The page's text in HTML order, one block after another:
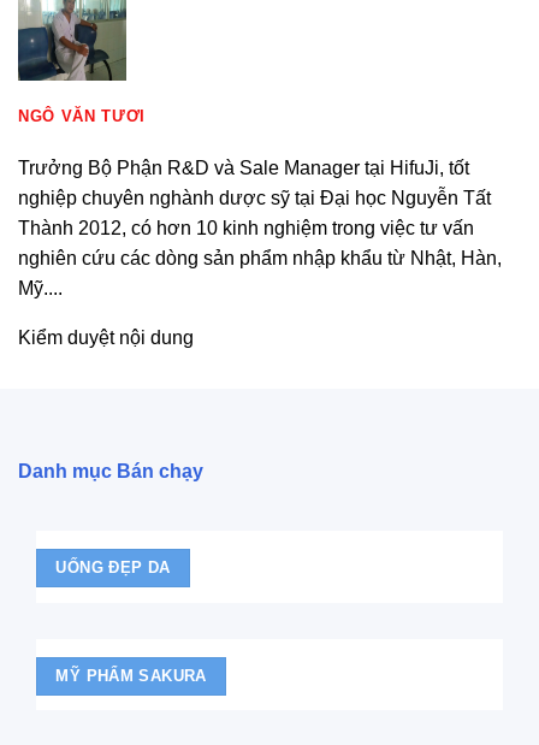
NGÔ VĂN TƯƠI
Trưởng Bộ Phận R&D và Sale Manager tại HifuJi, tốt
nghiệp chuyên nghành dược sỹ tại Đại học Nguyễn Tất
Thành 2012, có hơn 10 kinh nghiệm trong việc tư vấn
nghiên cứu các dòng sản phẩm nhập khẩu từ Nhật, Hàn,
Mỹ....
Kiểm duyệt nội dung
Danh mục Bán chạy
UỐNG ĐẸP DA
MỸ PHẨM SAKURA